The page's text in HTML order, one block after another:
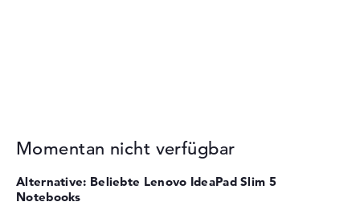
Momentan nicht verfügbar
Alternative: Beliebte Lenovo IdeaPad Slim 5
Notebooks